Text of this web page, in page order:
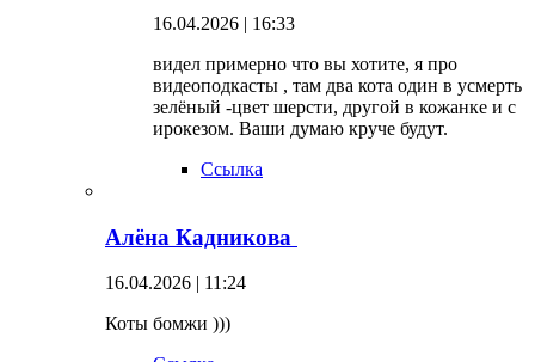
16.04.2026 | 16:33
видел примерно что вы хотите, я про
видеоподкасты , там два кота один в усмерть
зелёный -цвет шерсти, другой в кожанке и с
ирокезом. Ваши думаю круче будут.
Ссылка
Алёна Кадникова
16.04.2026 | 11:24
Коты бомжи )))